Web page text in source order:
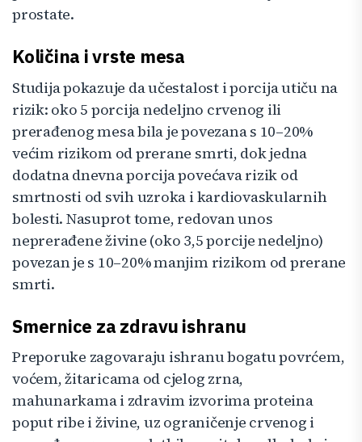
prostate.
Količina i vrste mesa
Studija pokazuje da učestalost i porcija utiču na
rizik: oko 5 porcija nedeljno crvenog ili
prerađenog mesa bila je povezana s 10–20%
većim rizikom od prerane smrti, dok jedna
dodatna dnevna porcija povećava rizik od
smrtnosti od svih uzroka i kardiovaskularnih
bolesti. Nasuprot tome, redovan unos
neprerađene živine (oko 3,5 porcije nedeljno)
povezan je s 10–20% manjim rizikom od prerane
smrti.
Smernice za zdravu ishranu
Preporuke zagovaraju ishranu bogatu povrćem,
voćem, žitaricama od cjelog zrna,
mahunarkama i zdravim izvorima proteina
poput ribe i živine, uz ograničenje crvenog i